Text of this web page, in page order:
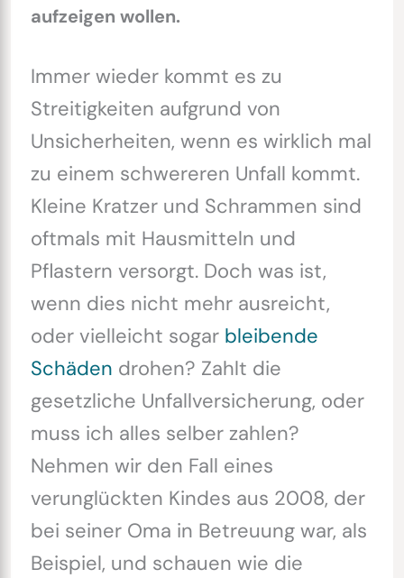
aufzeigen wollen.
Immer wieder kommt es zu
Streitigkeiten aufgrund von
Unsicherheiten, wenn es wirklich mal
zu einem schwereren Unfall kommt.
Kleine Kratzer und Schrammen sind
oftmals mit Hausmitteln und
Pflastern versorgt. Doch was ist,
wenn dies nicht mehr ausreicht,
oder vielleicht sogar bleibende
Schäden drohen? Zahlt die
gesetzliche Unfallversicherung, oder
muss ich alles selber zahlen?
Nehmen wir den Fall eines
verunglückten Kindes aus 2008, der
bei seiner Oma in Betreuung war, als
Beispiel, und schauen wie die